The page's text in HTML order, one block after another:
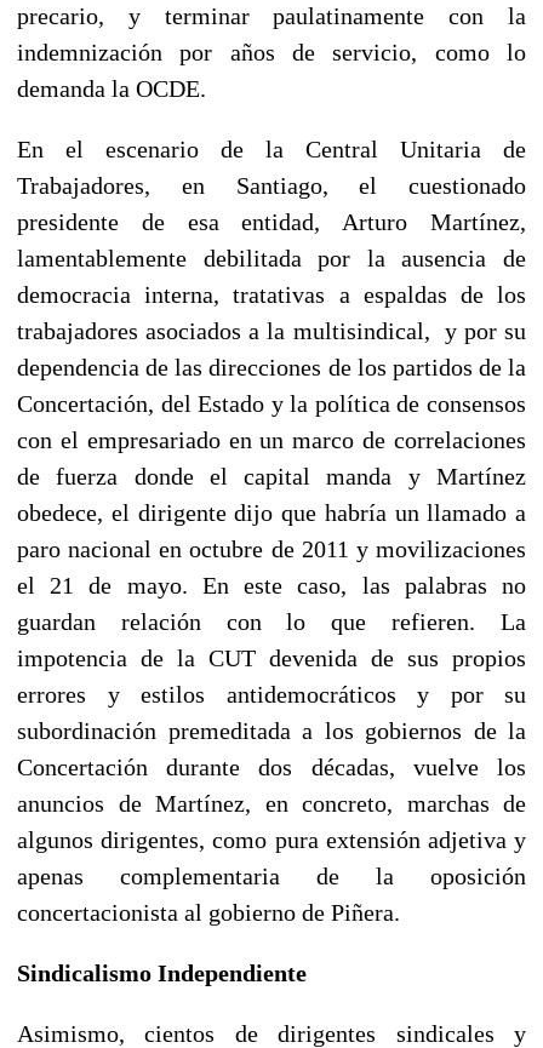
precario, y terminar paulatinamente con la
indemnización por años de servicio, como lo
demanda la OCDE.
En el escenario de la Central Unitaria de
Trabajadores, en Santiago, el cuestionado
presidente de esa entidad, Arturo Martínez,
lamentablemente debilitada por la ausencia de
democracia interna, tratativas a espaldas de los
trabajadores asociados a la multisindical, y por su
dependencia de las direcciones de los partidos de la
Concertación, del Estado y la política de consensos
con el empresariado en un marco de correlaciones
de fuerza donde el capital manda y Martínez
obedece, el dirigente dijo que habría un llamado a
paro nacional en octubre de 2011 y movilizaciones
el 21 de mayo. En este caso, las palabras no
guardan relación con lo que refieren. La
impotencia de la CUT devenida de sus propios
errores y estilos antidemocráticos y por su
subordinación premeditada a los gobiernos de la
Concertación durante dos décadas, vuelve los
anuncios de Martínez, en concreto, marchas de
algunos dirigentes, como pura extensión adjetiva y
apenas complementaria de la oposición
concertacionista al gobierno de Piñera.
Sindicalismo Independiente
Asimismo, cientos de dirigentes sindicales y